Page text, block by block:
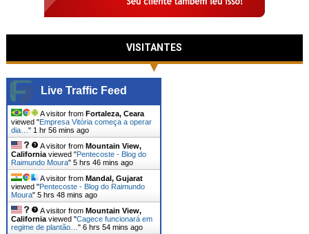
VISITANTES
Live Traffic Feed
A visitor from Fortaleza, Ceara
viewed "Empresa Vitória começa a operar
dia… " 1 hr 56 mins ago
A visitor from Mountain View,
Californiaviewed "Pentecoste - Blog do
Raimundo Moura" 5 hrs 46 mins ago
A visitor from Mandal, Gujarat
viewed "Pentecoste - Blog do Raimundo
Moura" 5 hrs 48 mins ago
A visitor from Mountain View,
Californiaviewed "Cagece funcionará em
regime de plantão… " 6 hrs 54 mins ago